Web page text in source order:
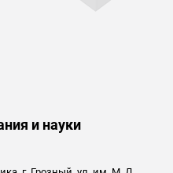
и науки